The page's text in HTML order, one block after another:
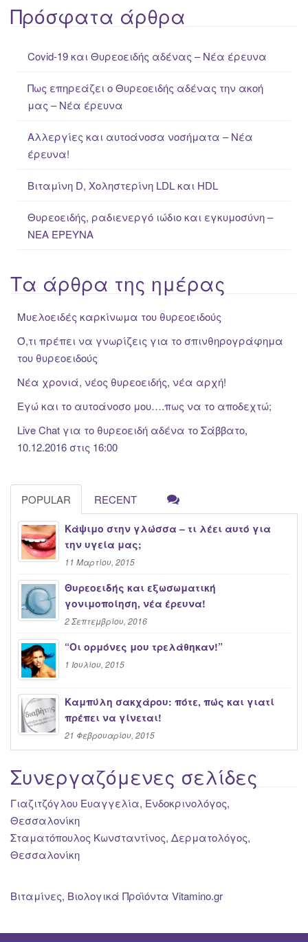
a
rΠρόσφατα άρθρα
Covid-19 και Θυρεοειδής αδένας – Νέα έρευνα
Πως επηρεάζει ο Θυρεοειδής αδένας την ακοή
μας – Νέα έρευνα
Αλλεργίες και αυτοάνοσα νοσήματα – Νέα
έρευνα!
Βιταμίνη D, Χοληστερίνη LDL και HDL
Θυρεοειδής, ραδιενεργό ιώδιο και εγκυμοσύνη –
ΝΕΑ ΈΡΕΥΝΑ
Τα άρθρα της ημέρας
Μυελοειδές καρκίνωμα του θυρεοειδούς
Ό,τι πρέπει να γνωρίζεις για το σπινθηρογράφημα
του θυρεοειδούς
Νέα χρονιά, νέος θυρεοειδής, νέα αρχή!
Εγώ και το αυτοάνοσο μου….πως να το αποδεχτώ;
Live Chat για το θυρεοειδή αδένα το Σάββατο,
10.12.2016 στις 16:00
POPULAR RECENT
Κάψιμο στην γλώσσα – τι λέει αυτό για
την υγεία μας;
11 Μαρτίου, 2015
Θυρεοειδής και εξωσωματική
γονιμοποίηση, νέα έρευνα!
2 Σεπτεμβρίου, 2016
“Oι ορμόνες μου τρελάθηκαν!”
1 Ιουλίου, 2015
Καμπύλη σακχάρου: πότε, πώς και γιατί
πρέπει να γίνεται!
21 Φεβρουαρίου, 2015
Συνεργαζόμενες σελίδες
Γιαζιτζόγλου Ευαγγελία, Ενδοκρινολόγος,
Θεσσαλονίκη
Σταματόπουλος Κωνσταντίνος, Δερματολόγος,
Θεσσαλονίκη
Βιταμίνες, Βιολογικά Προϊόντα Vitamino.gr